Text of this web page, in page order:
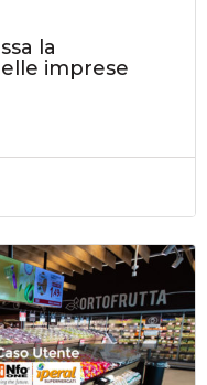
la
imprese